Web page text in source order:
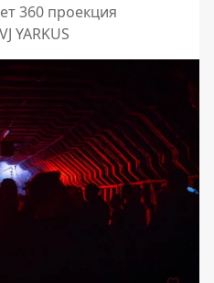
360 проекция
YARKUS